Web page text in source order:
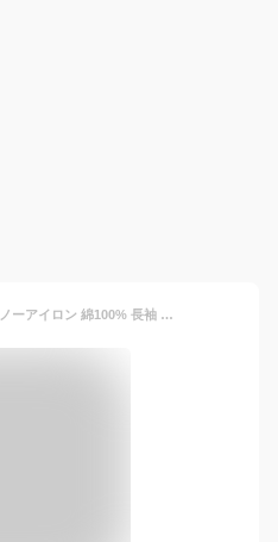
【最短お届け】ワイシャツ ノーアイロン 綿100% 長袖 形状記憶 メンズ コットン ノンアイロン 男性 仕事 営業 ビジネス 通勤 フォーマル 冠婚葬祭 結婚式 二次会 カッターシャツ ドレスシャツ シャツ 春 夏 秋 冬 肌に優しい 通気性 [洗濯後返品OK] 50代 60代